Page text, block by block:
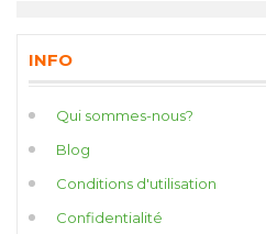
INFO
Qui sommes-nous?
Blog
Conditions d'utilisation
Confidentialité